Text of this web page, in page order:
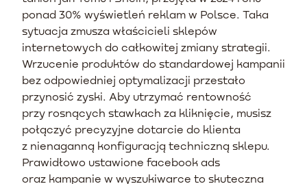
ponad 30% wyświetleń reklam w Polsce. Taka
sytuacja zmusza właścicieli sklepów
internetowych do całkowitej zmiany strategii.
Wrzucenie produktów do standardowej kampanii
bez odpowiedniej optymalizacji przestało
przynosić zyski. Aby utrzymać rentowność
przy rosnących stawkach za kliknięcie, musisz
połączyć precyzyjne dotarcie do klienta
z nienaganną konfiguracją techniczną sklepu.
Prawidłowo ustawione facebook ads
oraz kampanie w wyszukiwarce to skuteczna